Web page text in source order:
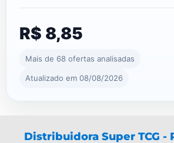
R$ 8,85
Mais de 68 ofertas analisadas
Atualizado em 08/08/2026
Distribuidora Super TCG -